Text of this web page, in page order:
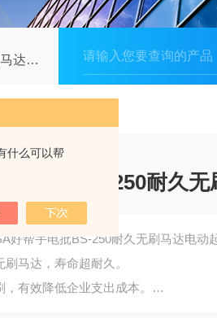
什么可以帮
起子
手电批BS-250耐久
好帮手电批BS-250耐久无刷马达电动
刷马达，寿命超耐久。
，有效降低企业支出成本。